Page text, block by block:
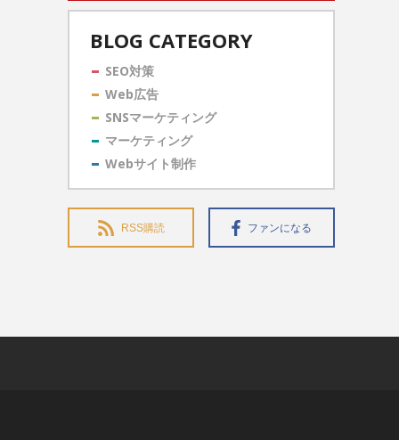
BLOG CATEGORY
SEO対策
Web広告
SNSマーケティング
マーケティング
Webサイト制作
RSS購読 ファンになる